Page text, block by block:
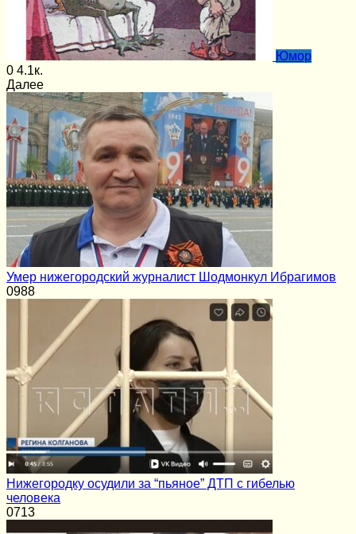
Юмор
0 4.1к.
Далее
Умер нижегородский журналист Шодмонкул Ибрагимов
0988
Нижегородку осудили за “пьяное” ДТП с гибелью
человека
0713